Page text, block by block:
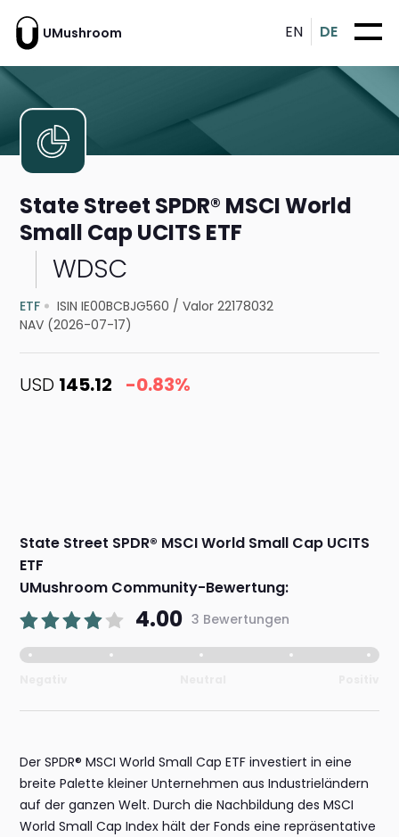
UMushroom EN DE
State Street SPDR® MSCI World
Small Cap UCITS ETF
WDSC
ETF ISIN IE00BCBJG560 /Valor 22178032
NAV (2026-07-17)
USD 145.12 -0.83%
State Street SPDR® MSCI World Small Cap UCITS
ETF
UMushroom Community-Bewertung:
4.00 3 Bewertungen
Der SPDR® MSCI World Small Cap ETF investiert in eine
breite Palette kleiner Unternehmen aus Industrieländern
auf der ganzen Welt. Durch die Nachbildung des MSCI
World Small Cap Index hält der Fonds eine repräsentative